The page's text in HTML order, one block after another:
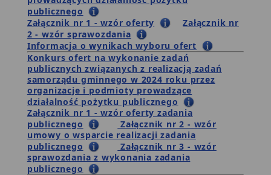
publicznego
Załącznik nr 1 - wzór oferty
Załącznik nr
2 - wzór sprawozdania
Informacja o wynikach wyboru ofert
Konkurs ofert na wykonanie zadań
publicznych związanych z realizacją zadań
samorządu gminnego w 2024 roku przez
organizacje i podmioty prowadzące
działalność pożytku publicznego
Załącznik nr 1 - wzór oferty zadania
publicznego
Załącznik nr 2 - wzór
umowy o wsparcie realizacji zadania
publicznego
Załącznik nr 3 - wzór
sprawozdania z wykonania zadania
publicznego